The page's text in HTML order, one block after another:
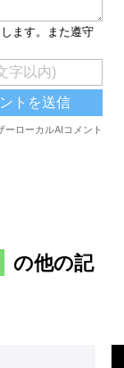
の他の記